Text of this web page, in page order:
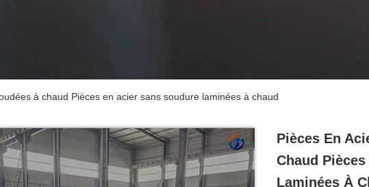
à chaud Pièces en acier sans soudure laminées à chaud
Pièces En
Chaud
Laminées À